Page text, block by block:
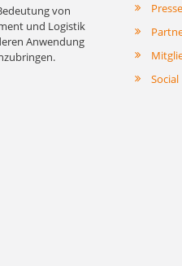
von
und Logistik
Anwendung
Presse